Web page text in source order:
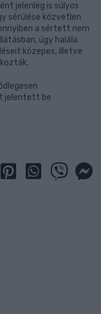
jelenleg is súlyos
sérülése közvetlen
a sértett nem
úgy halála
közepes, illetve
jelentett be